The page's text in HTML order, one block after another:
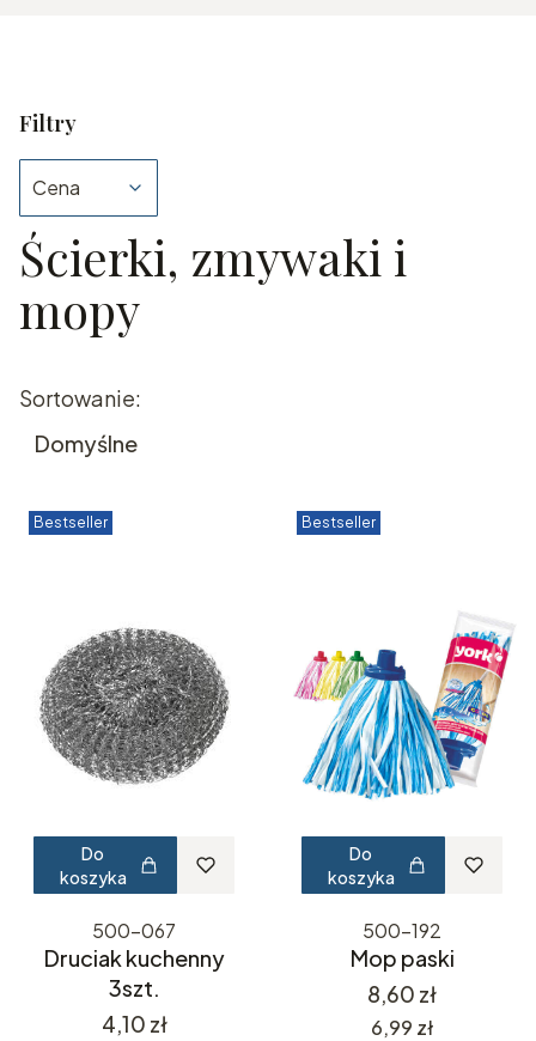
Filtry
Cena
Koniec filtrów
Ścierki, zmywaki i
mopy
Lista produktów
Sortowanie:
Domyślne
Bestseller
Do
koszyka
500-067
Druciak kuchenny
3szt.
Cena
4,10 zł
Bestseller
Do
koszyka
500-192
Mop paski
Cena
8,60 zł
Cena
6,99 zł